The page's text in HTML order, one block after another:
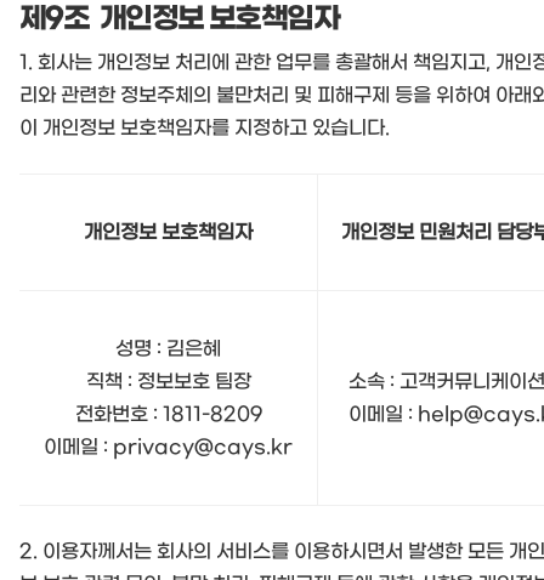
제9조 개인정보 보호책임자
1. 회사는 개인정보 처리에 관한 업무를 총괄해서 책임지고, 개인
리와 관련한 정보주체의 불만처리 및 피해구제 등을 위하여 아래
이 개인정보 보호책임자를 지정하고 있습니다.
개인정보 보호책임자 개인정보 민원처리 담당
성명 : 김은혜
직책 : 정보보호 팀장
전화번호 : 1811-8209
이메일 : privacy@cays.kr
소속 : 고객커뮤니케이
이메일 :
2. 이용자께서는 회사의 서비스를 이용하시면서 발생한 모든 개